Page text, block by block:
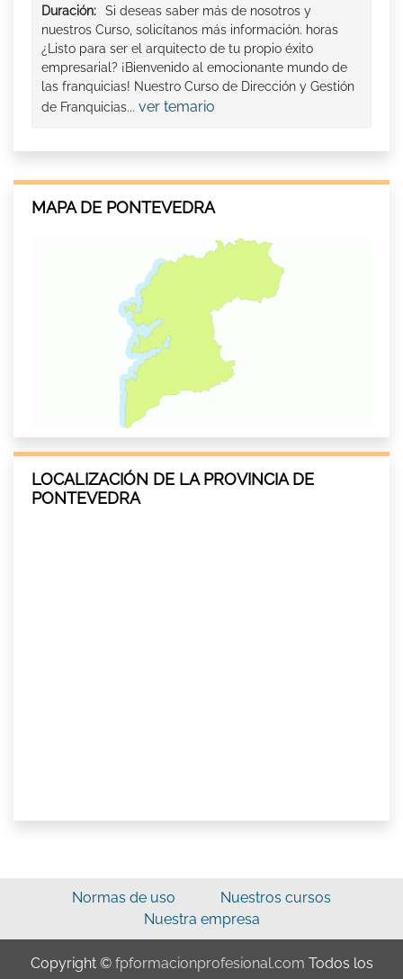
Duración:
Si deseas saber más de nosotros y
nuestros Curso, solicítanos más información. horas
¿Listo para ser el arquitecto de tu propio éxito
empresarial? ¡Bienvenido al emocionante mundo de
las franquicias! Nuestro Curso de Dirección y Gestión
de Franquicias... ver temario
MAPA DE PONTEVEDRA
LOCALIZACIÓN DE LA PROVINCIA DE
PONTEVEDRA
Normas de uso
Nuestros cursos
Nuestra empresa
Copyright © fpformacionprofesional.com Todos los